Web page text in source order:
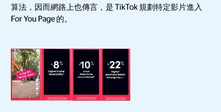
算法，因而網路上也傳言，是 TikTok 規劃特定影片進入
For You Page 的。